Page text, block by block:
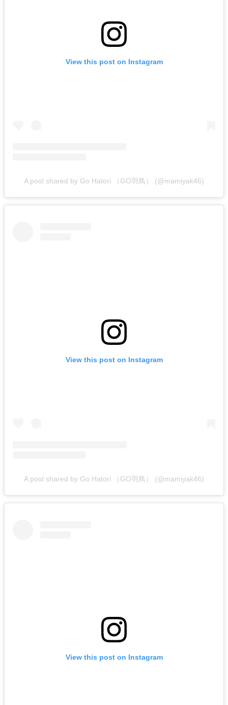
View this post on Instagram
A post shared by Go Hatori （GO羽鳥） (@mamiyak46)
View this post on Instagram
A post shared by Go Hatori （GO羽鳥） (@mamiyak46)
View this post on Instagram